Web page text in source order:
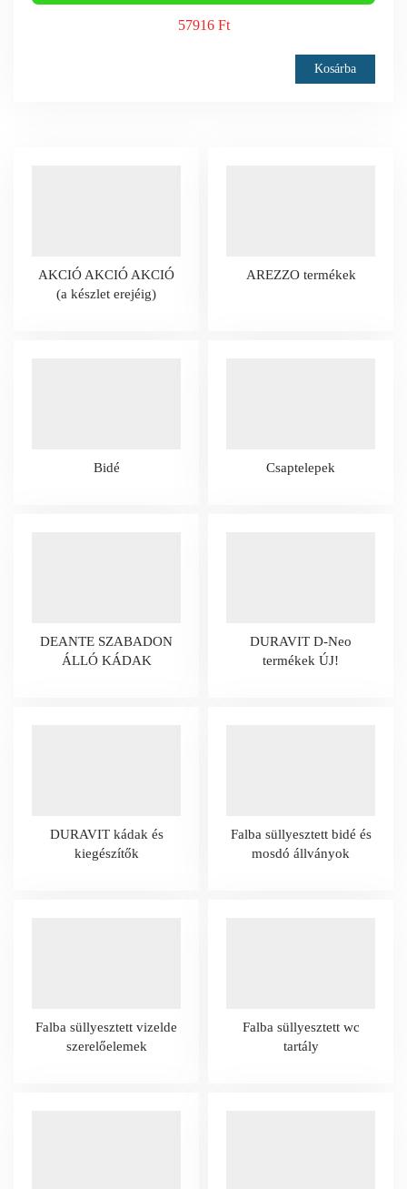
57916 Ft
Kosárba
AKCIÓ AKCIÓ AKCIÓ
(a készlet erejéig)
AREZZO termékek
Bidé Csaptelepek
DEANTE SZABADON
ÁLLÓ KÁDAK
DURAVIT D-Neo
termékek ÚJ!
DURAVIT kádak és
kiegészítők
Falba süllyesztett bidé és
mosdó állványok
Falba süllyesztett vizelde
szerelőelemek
Falba süllyesztett wc
tartály